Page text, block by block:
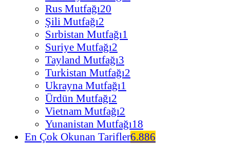
Rus Mutfağı20
Şili Mutfağı2
Sırbistan Mutfağı1
Suriye Mutfağı2
Tayland Mutfağı3
Turkistan Mutfağı2
Ukrayna Mutfağı1
Ürdün Mutfağı2
Vietnam Mutfağı2
Yunanistan Mutfağı18
En Çok Okunan Tarifler6.886